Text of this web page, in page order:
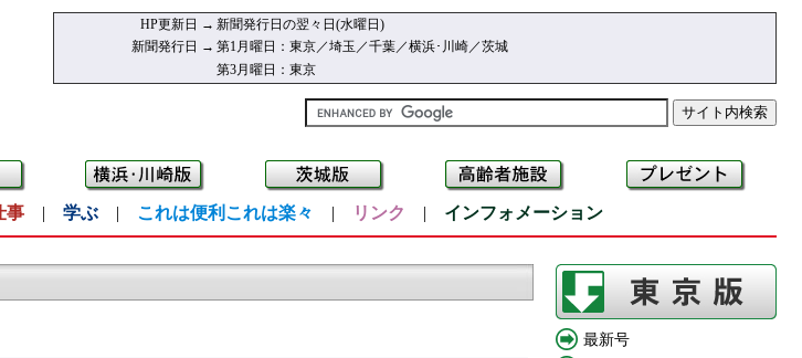
HP更新日 → 新聞発行日の翌々日(水曜日)
新聞発行日 → 第1月曜日：東京／埼玉／千葉／横浜･川崎／茨城
第3月曜日：東京
事 | 学ぶ | これは便利これは楽々 | リンク | インフォメーション
最新号